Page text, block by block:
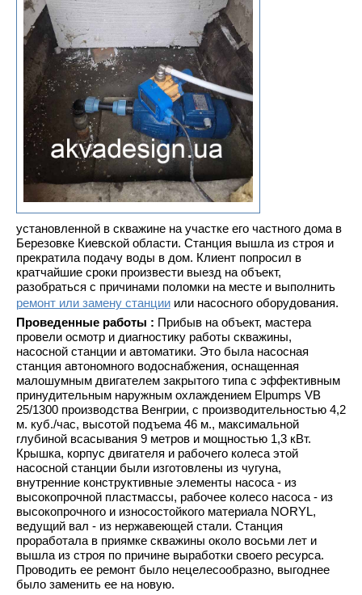
установленной в скважине на участке его частного дома в
Березовке Киевской области. Станция вышла из строя и
прекратила подачу воды в дом. Клиент попросил в
кратчайшие сроки произвести выезд на объект,
разобраться с причинами поломки на месте и выполнить
ремонт или замену станцииили насосного оборудования.
Проведенные работы : Прибыв на объект, мастера
провели осмотр и диагностику работы скважины,
насосной станции и автоматики. Это была насосная
станция автономного водоснабжения, оснащенная
малошумным двигателем закрытого типа с эффективным
принудительным наружным охлаждением Elpumps VB
25/1300 производства Венгрии, с производительностью 4,2
м. куб./час, высотой подъема 46 м., максимальной
глубиной всасывания 9 метров и мощностью 1,3 кВт.
Крышка, корпус двигателя и рабочего колеса этой
насосной станции были изготовлены из чугуна,
внутренние конструктивные элементы насоса - из
высокопрочной пластмассы, рабочее колесо насоса - из
высокопрочного и износостойкого материала NORYL,
ведущий вал - из нержавеющей стали. Станция
проработала в приямке скважины около восьми лет и
вышла из строя по причине выработки своего ресурса.
Проводить ее ремонт было нецелесообразно, выгоднее
было заменить ее на новую.